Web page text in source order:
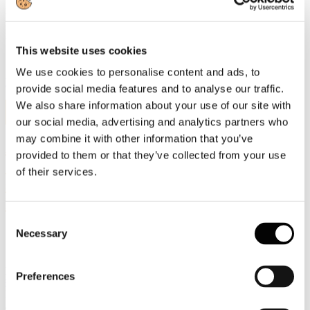
This website uses cookies
We use cookies to personalise content and ads, to
provide social media features and to analyse our traffic.
We also share information about your use of our site with
our social media, advertising and analytics partners who
may combine it with other information that you’ve
provided to them or that they’ve collected from your use
of their services.
Selection
Necessary
Preferences
materie prime, già per loro natura rinnovabili, sono per il 70%
riciclate a livello generale“. Medugno sarà ad Assisi il 8 settembre e
Leggi di più
Set, 2025
Assocarta alle Giornate dell'Energia e
dell'Economia Circolare di Trevi il 12
#EconomiaCircolaredi
#TREVI2025.